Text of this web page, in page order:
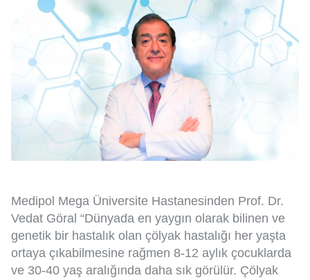
Medipol Mega Üniversite Hastanesinden Prof. Dr.
Vedat Göral “Dünyada en yaygın olarak bilinen ve
genetik bir hastalık olan çölyak hastalığı her yaşta
ortaya çıkabilmesine rağmen 8-12 aylık çocuklarda
ve 30-40 yaş aralığında daha sık görülür. Çölyak